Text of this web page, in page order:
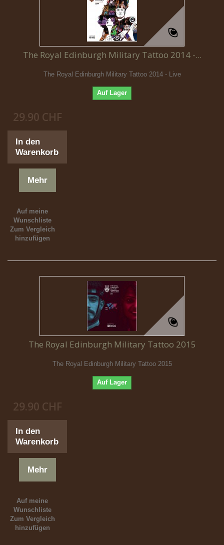
The Royal Edinburgh Military Tattoo 2014 -...
The Royal Edinburgh Military Tattoo 2014 - Live
Auf Lager
29.90 CHF
In den
Warenkorb
Mehr
Auf meine
Wunschliste
Zum Vergleich
hinzufügen
The Royal Edinburgh Military Tattoo 2015
The Royal Edinburgh Military Tattoo 2015
Auf Lager
29.90 CHF
In den
Warenkorb
Mehr
Auf meine
Wunschliste
Zum Vergleich
hinzufügen